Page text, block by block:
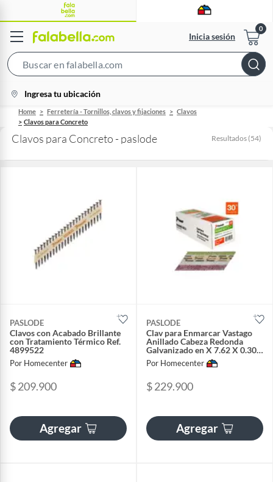
Inicia sesión
Bar
location-
icon
Ingresa tu ubicación
Home Ferretería - Tornillos, clavos y fijaciones
Clavos
Clavos para Concreto
Clavos para Concreto - paslode Resultados (54)
PASLODE
Clavos con Acabado Brillante
con Tratamiento Térmico Ref.
4899522
Por Homecenter
$ 209.900
Agregar
PASLODE
Clav para Enmarcar Vastago
Anillado Cabeza Redonda
Galvanizado en X 7.62 X 0.30
cm
Por Homecenter
$ 229.900
Agregar